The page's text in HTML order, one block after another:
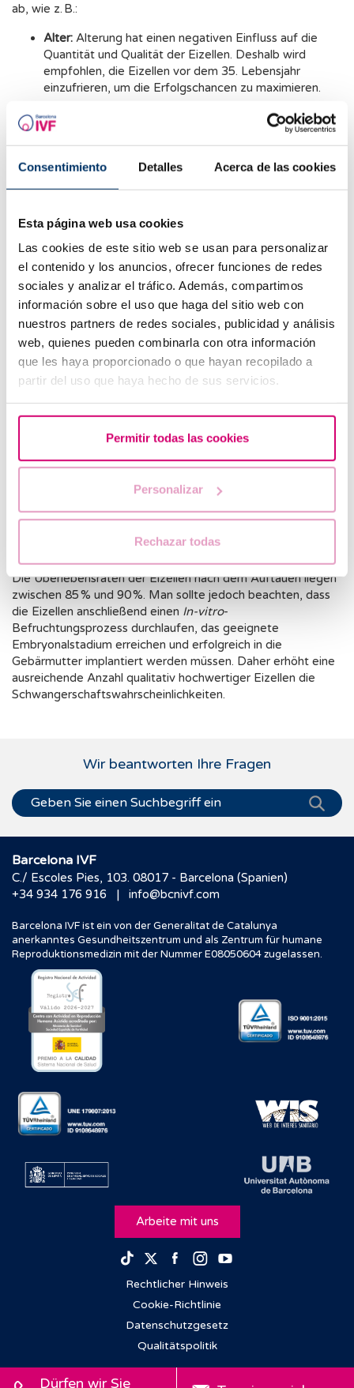
Consentimiento Detalles Acerca de las cookies
Esta página web usa cookies
Las cookies de este sitio web se usan para personalizar
el contenido y los anuncios, ofrecer funciones de redes
sociales y analizar el tráfico. Además, compartimos
información sobre el uso que haga del sitio web con
nuestros partners de redes sociales, publicidad y análisis
web, quienes pueden combinarla con otra información
que les haya proporcionado o que hayan recopilado a
partir del uso que haya hecho de sus servicios.
Permitir todas las cookies
Personalizar
Rechazar todas
ab, wie z. B.:
Alter: Alterung hat einen negativen Einfluss auf die
Quantität und Qualität der Eizellen. Deshalb wird
empfohlen, die Eizellen vor dem 35. Lebensjahr
einzufrieren, um die Erfolgschancen zu maximieren.
Ovarieller Vorrat:
Dieser wird als die Gesamtzahl der
Oozyten einer Frau definiert. Ein guter ovarieller Vorrat
Zyklus gewonnenen Eizellen hin.
nach Medikation, dem ovariellen Vorrat und dem
polyzystischen Ovarialsyndrom oder einer
Endometriose ab.
Wie erfolgt eine Eizellenvitrifikation?
Der Vitrifikationsprozess besteht aus mehreren Phasen:
Ovarielle Stimulation:Es wird hormonelle Medikation
zur Stimulation des Wachstums mehrerer Follikel
Ovarielle Punktion:Diese wird durchgeführt, um die
Eizellen zu entnehmen, sobald sie die ideale Größe
erreicht haben. Es handelt sich um einen ambulanten
Vitrifikation:Eine ultraschnelle Gefriertechnik, die es
Die Überlebensraten der Eizellen nach dem Auftauen liegen
zwischen 85 % und 90 %. Man sollte jedoch beachten, dass
die Eizellen anschließend einen In-vitro-
Befruchtungsprozess durchlaufen, das geeignete
Embryonalstadium erreichen und erfolgreich in die
Gebärmutter implantiert werden müssen. Daher erhöht eine
ausreichende Anzahl qualitativ hochwertiger Eizellen die
Schwangerschaftswahrscheinlichkeiten.
Wir beantworten Ihre Fragen
Dürfen wir Sie
Barcelona IVF
C./ Escoles Pies, 103. 08017 - Barcelona (Spanien)
+34 934 176 916
| info@bcnivf.com
Barcelona IVF ist ein von der Generalitat de Catalunya
anerkanntes Gesundheitszentrum und als Zentrum für humane
Reproduktionsmedizin mit der Nummer E08050604 zugelassen.
Arbeite mit uns
TikTokTwitterFacebook
Instagram
Rechtlicher Hinweis
Cookie-Richtlinie
Datenschutzgesetz
Qualitätspolitik